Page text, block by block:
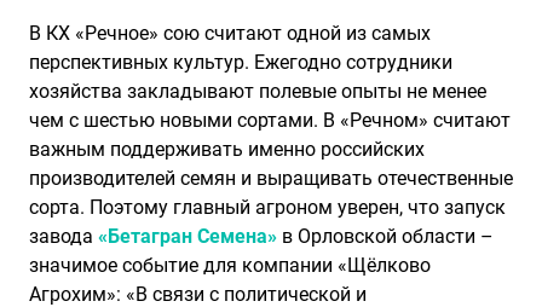
В КХ «Речное» сою считают одной из самых
перспективных культур. Ежегодно сотрудники
хозяйства закладывают полевые опыты не менее
чем с шестью новыми сортами. В «Речном» считают
важным поддерживать именно российских
производителей семян и выращивать отечественные
сорта. Поэтому главный агроном уверен, что запуск
завода «Бетагран Семена» в Орловской области –
значимое событие для компании «Щёлково
Агрохим»: «В связи с политической и